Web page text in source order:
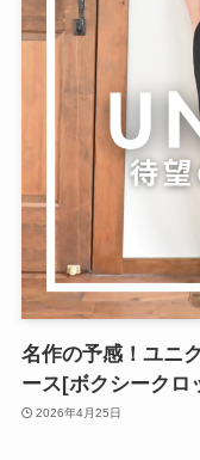
名作の予感！ユニ
ース[ボクシークロ
2026年4月25日